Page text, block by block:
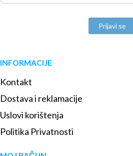
Prijavi se
INFORMACIJE
Kontakt
Dostava i reklamacije
Uslovi korištenja
Politika Privatnosti